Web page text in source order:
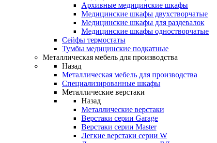
Архивные медицинские шкафы
Медицинские шкафы двухстворчатые
Медицинские шкафы для раздевалок
Медицинские шкафы одностворчатые
Сейфы термостаты
Тумбы медицинские подкатные
Металлическая мебель для производства
Назад
Металлическая мебель для производства
Cпециализированные шкафы
Металлические верстаки
Назад
Металлические верстаки
Верстаки серии Garage
Верстаки серии Master
Легкие верстаки серии W